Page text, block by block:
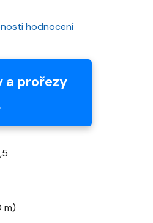
hodnocení
a prořezy
m)